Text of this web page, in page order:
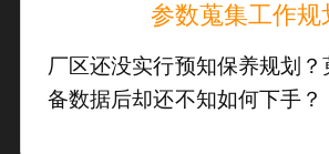
参数蒐集工作规
厂区还没实行预知保养规划
备数据后却还不知如何下手？